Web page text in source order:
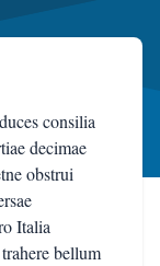
consilia
decimae
obstrui
Italia
bellum